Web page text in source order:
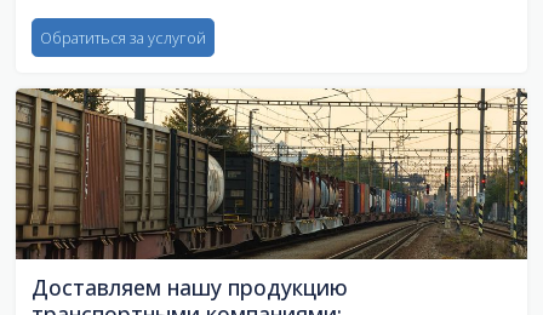
Обратиться за услугой
Доставляем нашу продукцию